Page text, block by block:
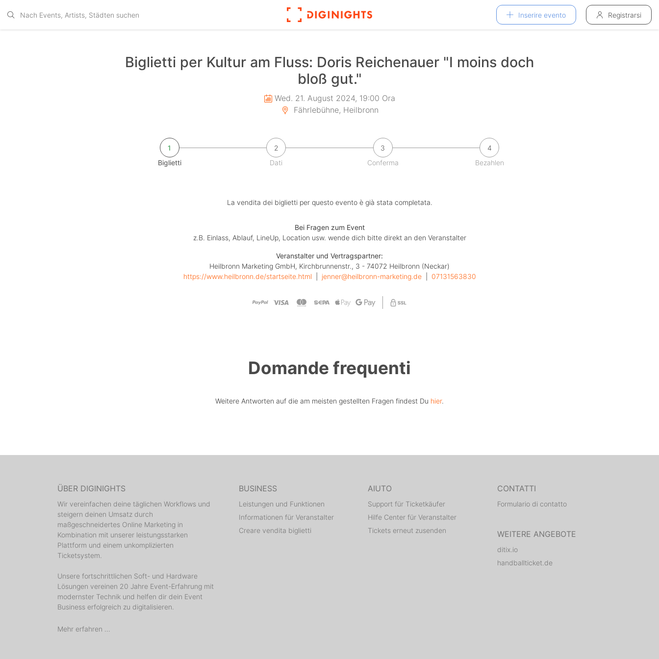
Inserire evento Registrarsi
Biglietti per Kultur am Fluss: Doris Reichenauer "I moins doch
bloß gut."
Wed. 21. August 2024, 19:00 Ora
Fährlebühne, Heilbronn
1
Biglietti
2
Dati
3
Conferma
4
Bezahlen
La vendita dei biglietti per questo evento è già stata completata.
Bei Fragen zum Event
z.B. Einlass, Ablauf, LineUp, Location usw. wende dich bitte direkt an den Veranstalter
Veranstalter und Vertragspartner:
Heilbronn Marketing GmbH, Kirchbrunnenstr., 3 - 74072 Heilbronn (Neckar)
https://www.heilbronn.de/startseite.html
jenner@heilbronn-marketing.de
  |
07131563830
Domande frequenti
Weitere Antworten auf die am meisten gestellten Fragen findest Du hier.
ÜBER DIGINIGHTS
Wir vereinfachen deine täglichen Workflows und
steigern deinen Umsatz durch
maßgeschneidertes Online Marketing in
Kombination mit unserer leistungsstarken
Plattform und einem unkomplizierten
Ticketsystem.
Unsere fortschrittlichen Soft- und Hardware
Lösungen vereinen 20 Jahre Event-Erfahrung mit
modernster Technik und helfen dir dein Event
Business erfolgreich zu digitalisieren.
Mehr erfahren ...
BUSINESS
Leistungen und Funktionen
Informationen für Veranstalter
Creare vendita biglietti
AIUTO
Support für Ticketkäufer
Hilfe Center für Veranstalter
Tickets erneut zusenden
CONTATTI
Formulario di contatto
WEITERE ANGEBOTE
ditix.io
handballticket.de